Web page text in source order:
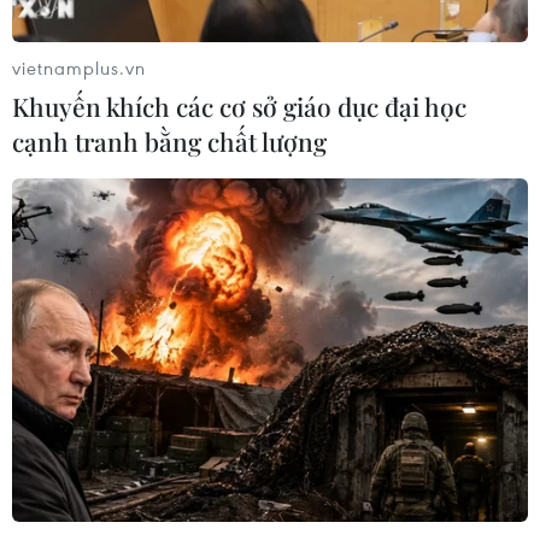
Bộ Tài chính Mỹ cho phép Airbus và Boeing bán
máy bay cho Iran
22/09/2016 01:02
Mỹ đã cấp phép cho Boeing bán máy bay cho Iran, đồng thời chấp thuận
cho Airbus xuất khẩu 17 máy bay A320 hoặc A330 đầu tiên trong hợp đồng
bán hơn 118 máy bay cho quốc gia Hồi giáo này.
vietnamplus.vn
Khuyến khích các cơ sở giáo dục đại học
cạnh tranh bằng chất lượng